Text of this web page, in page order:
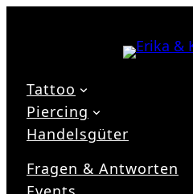
Tattoo
Piercing
Handelsgüter
Fragen & Antworten